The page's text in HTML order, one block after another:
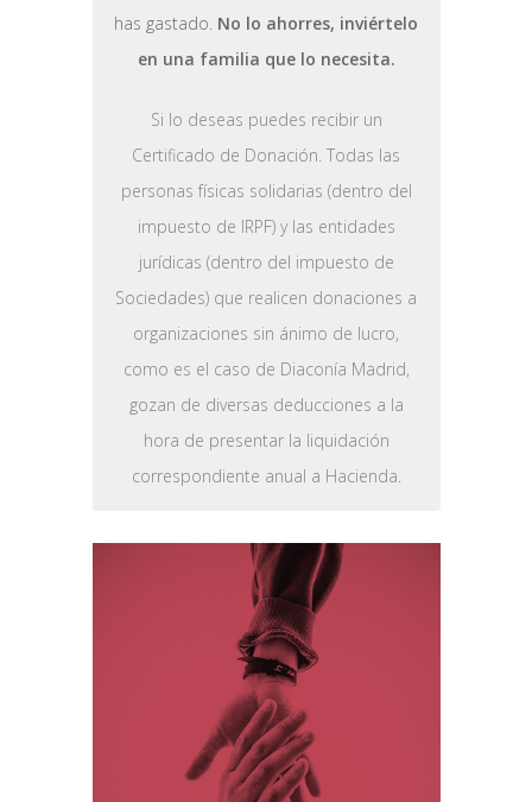
has gastado. No lo ahorres, inviértelo
en una familia que lo necesita.
Si lo deseas puedes recibir un
Certificado de Donación. Todas las
personas físicas solidarias (dentro del
impuesto de IRPF) y las entidades
jurídicas (dentro del impuesto de
Sociedades) que realicen donaciones a
organizaciones sin ánimo de lucro,
como es el caso de Diaconía Madrid,
gozan de diversas deducciones a la
hora de presentar la liquidación
correspondiente anual a Hacienda.